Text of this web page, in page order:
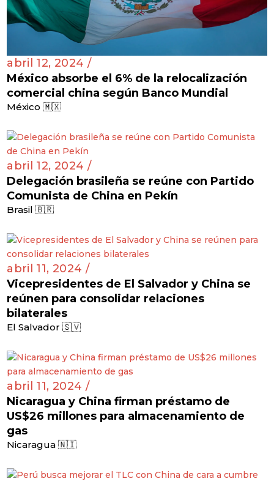
abril 12, 2024 /
México absorbe el 6% de la relocalización
comercial china según Banco Mundial
México 🇲🇽
abril 12, 2024 /
Delegación brasileña se reúne con Partido
Comunista de China en Pekín
Brasil 🇧🇷
abril 11, 2024 /
Vicepresidentes de El Salvador y China se
reúnen para consolidar relaciones
bilaterales
El Salvador 🇸🇻
abril 11, 2024 /
Nicaragua y China firman préstamo de
US$26 millones para almacenamiento de
gas
Nicaragua 🇳🇮